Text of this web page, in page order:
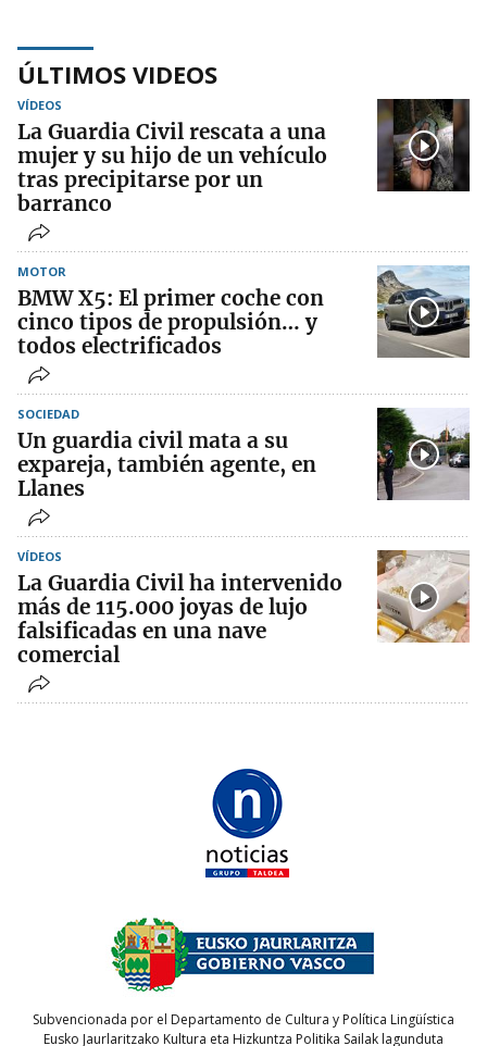
ÚLTIMOS VIDEOS
VÍDEOS
La Guardia Civil rescata a una
mujer y su hijo de un vehículo
tras precipitarse por un
barranco
MOTOR
BMW X5: El primer coche con
cinco tipos de propulsión… y
todos electrificados
SOCIEDAD
Un guardia civil mata a su
expareja, también agente, en
Llanes
VÍDEOS
La Guardia Civil ha intervenido
más de 115.000 joyas de lujo
falsificadas en una nave
comercial
Subvencionada por el Departamento de Cultura y Política Lingüística
Eusko Jaurlaritzako Kultura eta Hizkuntza Politika Sailak lagunduta